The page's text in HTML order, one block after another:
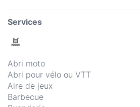
Services
Abri moto
Abri pour vélo ou VTT
Aire de jeux
Barbecue